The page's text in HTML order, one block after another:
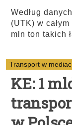
Według
(UTK) w
mln ton takich
Transport w
KE: 1